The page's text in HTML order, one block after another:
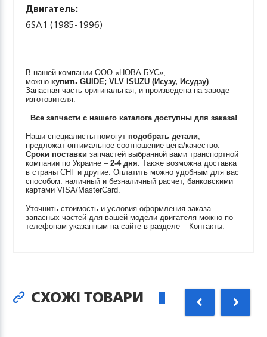
Двигатель:
6SA1 (1985-1996)
В нашей компании ООО «НОВА БУС»,
можно купитьGUIDE; VLV ISUZU (Исузу, Исудзу).
Запасная часть оригинальная, и произведена на заводе
изготовителя.
Все запчасти с нашего каталога доступны для заказа!
Наши специалисты помогут подобрать детали,
предложат оптимальное соотношение цена/качество.
Сроки поставки запчастей выбранной вами транспортной
компании по Украине –2-4 дня. Также возможна доставка
в страны СНГ и другие. Оплатить можно удобным для вас
способом: наличный и безналичный расчет, банковскими
картами VISA/MasterCard.
Уточнить стоимость и условия оформления заказа
запасных частей для вашей модели двигателя можно по
телефонам указанным на сайте в разделе – Контакты.
СХОЖІ ТОВАРИ